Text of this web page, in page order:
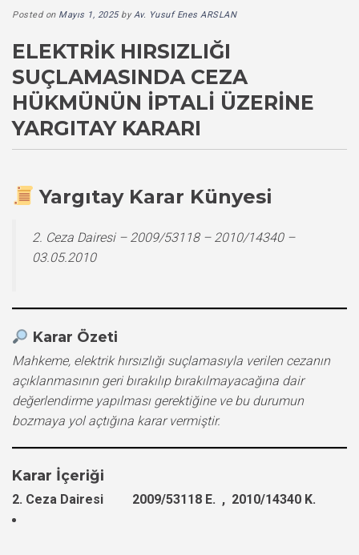
Posted on Mayıs 1, 2025byAv. Yusuf Enes ARSLAN
ELEKTRIK HIRSIZLIĞI
SUÇLAMASINDA CEZA
HÜKMÜNÜN İPTALI ÜZERINE
YARGITAY KARARI
Yargıtay Karar Künyesi
2. Ceza Dairesi – 2009/53118 – 2010/14340 –
03.05.2010
Karar Özeti
Mahkeme, elektrik hırsızlığı suçlamasıyla verilen cezanın
açıklanmasının geri bırakılıp bırakılmayacağına dair
değerlendirme yapılması gerektiğine ve bu durumun
bozmaya yol açtığına karar vermiştir.
Karar İçeriği
2. Ceza Dairesi 2009/53118 E. , 2010/14340 K.